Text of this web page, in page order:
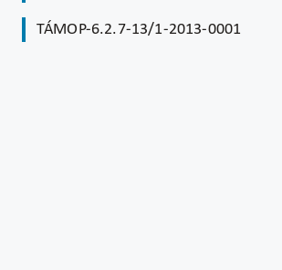
TÁMOP-6.2.7-13/1-2013-0001